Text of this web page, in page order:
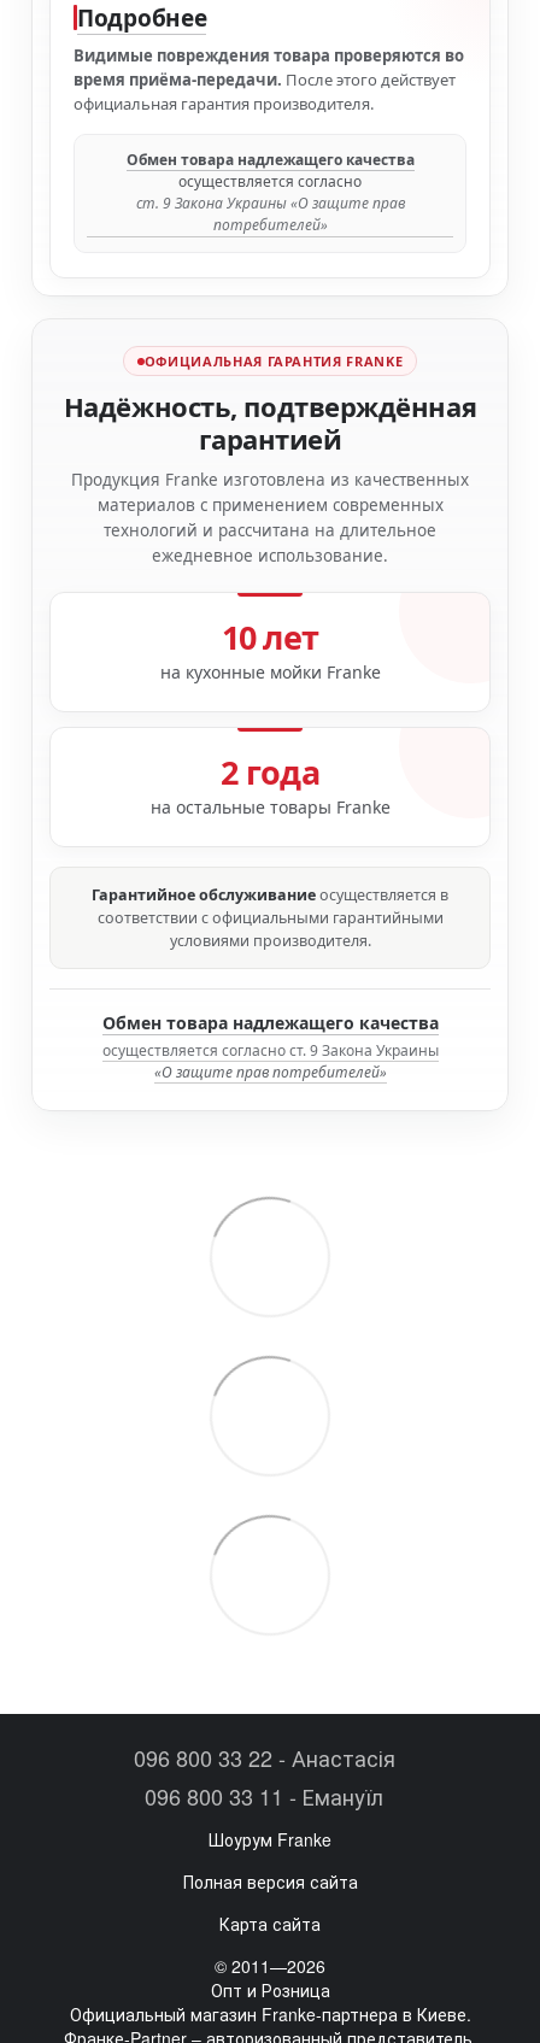
Подробнее
Видимые повреждения товара проверяются во
время приёма-передачи. После этого действует
официальная гарантия производителя.
Обмен товара надлежащего качества
осуществляется согласно
ст. 9 Закона Украины «О защите прав
потребителей»
ОФИЦИАЛЬНАЯ ГАРАНТИЯ FRANKE
Надёжность, подтверждённая
гарантией
Продукция Franke изготовлена из качественных
материалов с применением современных
технологий и рассчитана на длительное
ежедневное использование.
10 лет
на кухонные мойки Franke
2 года
на остальные товары Franke
Гарантийное обслуживаниеосуществляется в
соответствии с официальными гарантийными
условиями производителя.
Обмен товара надлежащего качества
осуществляется согласно ст. 9 Закона Украины
«О защите прав потребителей»
096 800 33 22 - Анастасія
096 800 33 11 - Емануїл
Шоурум Franke
Полная версия сайта
Карта сайта
© 2011—2026
Опт и Розница
Официальный магазин Franke-партнера в Киеве.
Франке-Partner – авторизованный представитель.